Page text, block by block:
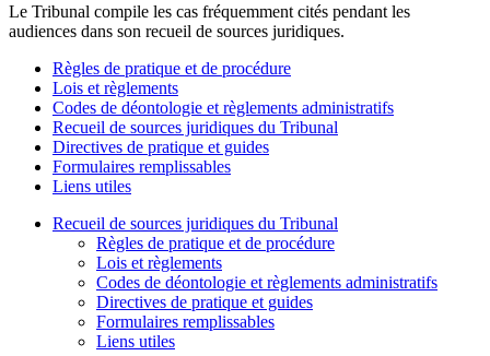
Le Tribunal compile les cas fréquemment cités pendant les
audiences dans son recueil de sources juridiques.
Règles de pratique et de procédure
Lois et règlements
Codes de déontologie et règlements administratifs
Recueil de sources juridiques du Tribunal
Directives de pratique et guides
Formulaires remplissables
Liens utiles
Recueil de sources juridiques du Tribunal
Règles de pratique et de procédure
Lois et règlements
Codes de déontologie et règlements administratifs
Directives de pratique et guides
Formulaires remplissables
Liens utiles